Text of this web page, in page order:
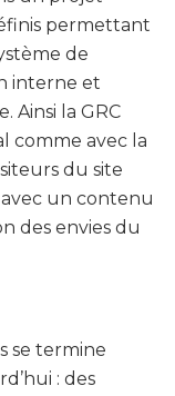
permettant
de
interne et
Ainsi la GRC
comme avec la
du site
un contenu
des envies du
se termine
: des